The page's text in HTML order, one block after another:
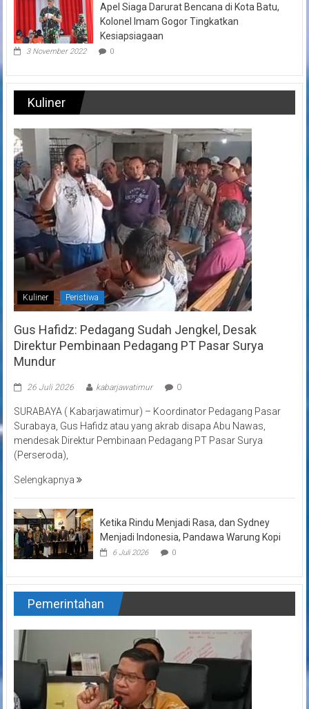
Apel Siaga Darurat Bencana di Kota Batu,
Kolonel Imam Gogor Tingkatkan
Kesiapsiagaan
3 November 2022 0
Kuliner
Kuliner Peristiwa
Gus Hafidz: Pedagang Sudah Jengkel, Desak
Direktur Pembinaan Pedagang PT Pasar Surya
Mundur
26 Juli 2026 kabarjawatimur 0
SURABAYA ( Kabarjawatimur) – Koordinator Pedagang Pasar
Surabaya, Gus Hafidz atau yang akrab disapa Abu Nawas,
mendesak Direktur Pembinaan Pedagang PT Pasar Surya
(Perseroda),
Selengkapnya
Ketika Rindu Menjadi Rasa, dan Sydney
Menjadi Indonesia, Pandawa Warung Kopi
6 Juli 2026 0
Pemerintahan